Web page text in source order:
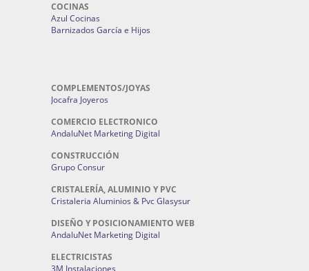
COCINAS
Azul Cocinas
Barnizados García e Hijos
COMPLEMENTOS/JOYAS
Jocafra Joyeros
COMERCIO ELECTRONICO
AndaluNet Marketing Digital
CONSTRUCCIÓN
Grupo Consur
CRISTALERÍA, ALUMINIO Y PVC
Cristaleria Aluminios & Pvc Glasysur
DISEÑO Y POSICIONAMIENTO WEB
AndaluNet Marketing Digital
ELECTRICISTAS
3M Instalaciones